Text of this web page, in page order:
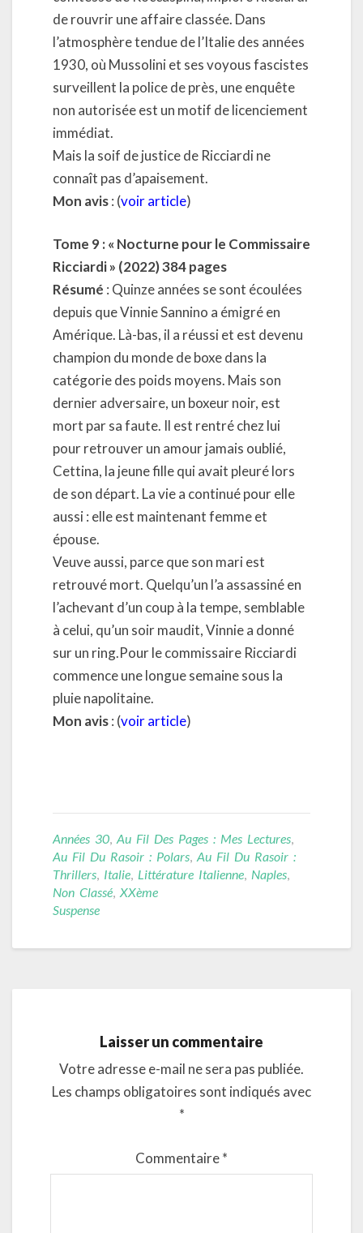
de rouvrir une affaire classée. Dans
l’atmosphère tendue de l’Italie des années
1930, où Mussolini et ses voyous fascistes
surveillent la police de près, une enquête
non autorisée est un motif de licenciement
immédiat.
Mais la soif de justice de Ricciardi ne
connaît pas d’apaisement.
Mon avis: (voir article)
Tome 9 :« Nocturne pour le Commissaire
Ricciardi » (2022) 384 pages
Résumé : Quinze années se sont écoulées
depuis que Vinnie Sannino a émigré en
Amérique. Là-bas, il a réussi et est devenu
champion du monde de boxe dans la
catégorie des poids moyens. Mais son
dernier adversaire, un boxeur noir, est
mort par sa faute. Il est rentré chez lui
pour retrouver un amour jamais oublié,
Cettina, la jeune fille qui avait pleuré lors
de son départ. La vie a continué pour elle
aussi : elle est maintenant femme et
épouse.
Veuve aussi, parce que son mari est
retrouvé mort. Quelqu’un l’a assassiné en
l’achevant d’un coup à la tempe, semblable
à celui, qu’un soir maudit, Vinnie a donné
sur un ring.Pour le commissaire Ricciardi
commence une longue semaine sous la
pluie napolitaine.
Mon avis: (voir article)
Années 30, Au Fil Des Pages : Mes Lectures,
Au Fil Du Rasoir : Polars, Au Fil Du Rasoir :
Thrillers, Italie, Littérature Italienne, Naples,
Non Classé, XXème
Suspense
Laisser un commentaire
Votre adresse e-mail ne sera pas publiée.
Les champs obligatoires sont indiqués avec
*
Commentaire*